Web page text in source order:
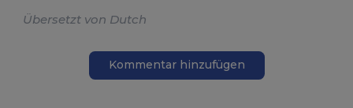
Übersetzt von Dutch
Kommentar hinzufügen